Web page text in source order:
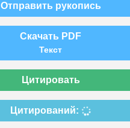
Отправить рукопись
Скачать PDF
Текст
Цитировать
Цитирований: